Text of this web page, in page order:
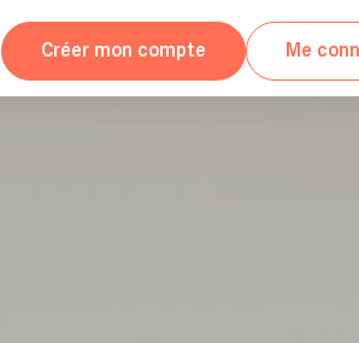
Créer mon compte Me